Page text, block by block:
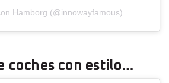
Hamborg (@innowayfamous)
coches con estilo…